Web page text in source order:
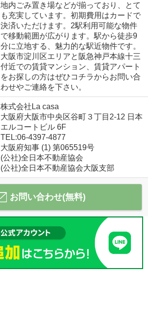
地内ごみ置き場などが揃っており、とて
も充実しています。初期費用はカードで
決済いただけます。2駅利用可能な物件
で移動範囲が広がります。駅から徒歩9
分に立地する、魅力的な駅近物件です。
大阪市淀川区エリアと阪急神戸本線十三
付近での賃貸マンション、賃貸アパート
をお探しの方はぜひコチラからお問い合
わせやご連絡を下さい。
株式会社La casa
大阪府大阪市中央区谷町３丁目2-12 日本
エルコートビル 6F
TEL:06-4397-4877
大阪府知事 (1) 第065519号
(公社)全日本不動産協会
(公社)全日本不動産協会大阪支部
お問い合わせ(無料)